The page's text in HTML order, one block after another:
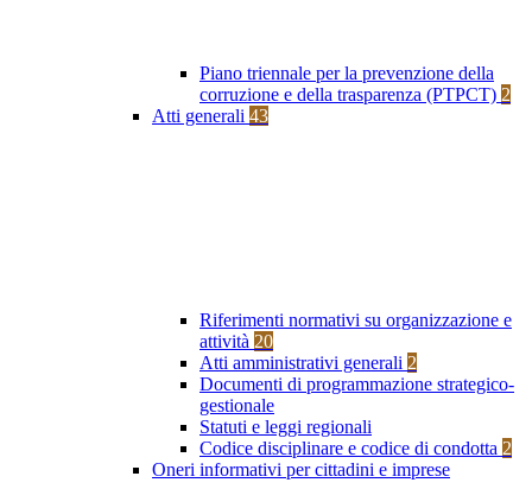
Piano triennale per la prevenzione della
corruzione e della trasparenza (PTPCT) 2
Atti generali 43
Riferimenti normativi su organizzazione e
attività 20
Atti amministrativi generali 2
Documenti di programmazione strategico-
gestionale
Statuti e leggi regionali
Codice disciplinare e codice di condotta 2
Oneri informativi per cittadini e imprese